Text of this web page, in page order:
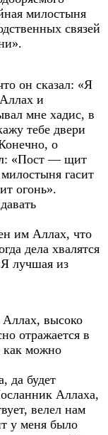
милостыня
связей
он сказал: «Я
и
мне хадис, в
тебе двери
о
«Пост — щит
гасит
огонь».
им Аллах, что
дела хвалятся
лучшая из
высоко
отражается в
как можно
да будет
Аллаха,
велел нам
у меня было